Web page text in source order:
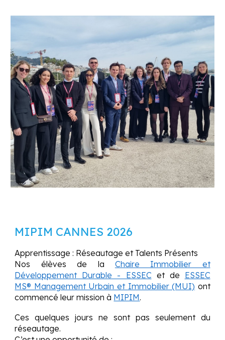
MIPIM CANNES 2026
Apprentissage : Réseautage et Talents Présents
Nos élèves de la
Chaire Immobilier et
Développement Durable - ESSEC et de ESSEC
MS® Management Urbain et Immobilier (MUI) ont
commencé leur mission à MIPIM.
Ces quelques jours ne sont pas seulement du
réseautage.